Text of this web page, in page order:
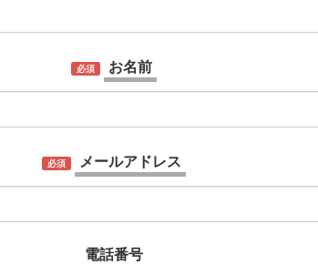
必須 お名前
必須 メールアドレス
電話番号